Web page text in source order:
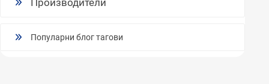
Популарни блог тагови